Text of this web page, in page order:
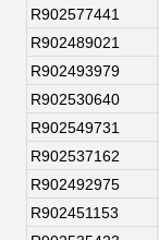
R902577441
R902489021
R902493979
R902530640
R902549731
R902537162
R902492975
R902451153